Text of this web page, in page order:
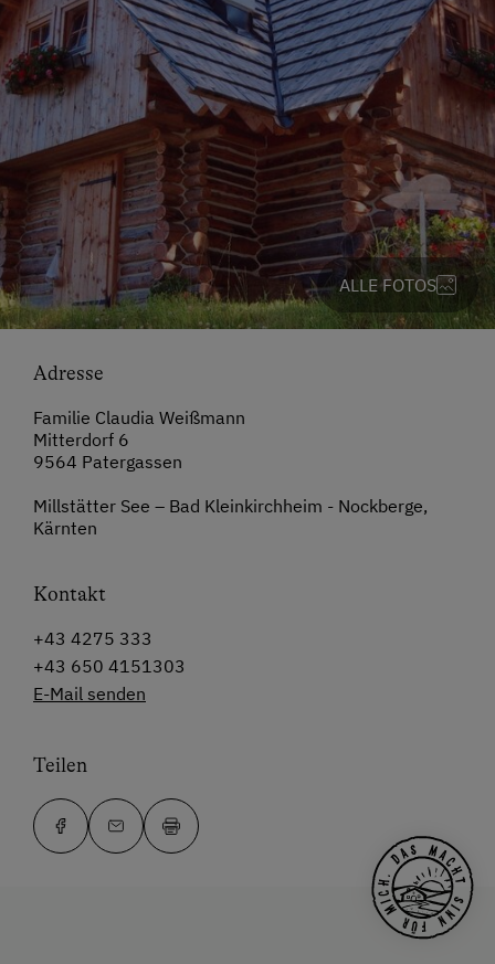
ALLE FOTOS
Adresse
Familie Claudia Weißmann
Mitterdorf 6
9564 Patergassen
Millstätter See – Bad Kleinkirchheim - Nockberge,
Kärnten
Kontakt
+43 4275 333
+43 650 4151303
E-Mail senden
Teilen